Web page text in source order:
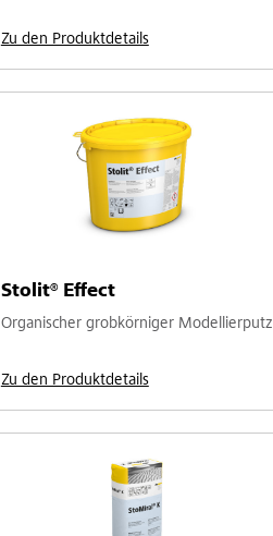
Zu den Produktdetails
Stolit® Effect
Organischer grobkörniger Modellierputz
Zu den Produktdetails